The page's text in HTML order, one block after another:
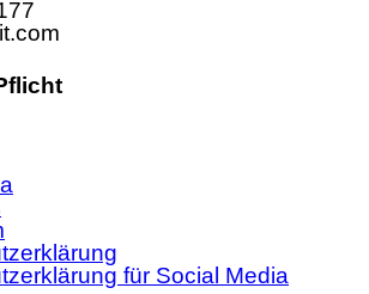
für Social Media